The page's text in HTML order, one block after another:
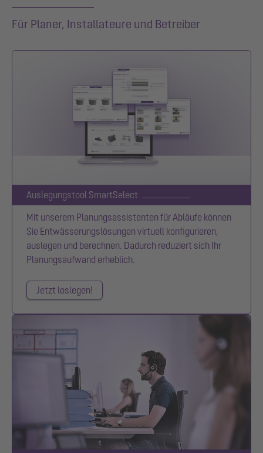
Für Planer, Installateure und Betreiber
Auslegungstool SmartSelect
Mit unserem Planungsassistenten für Abläufe können
Sie Entwässerungslösungen virtuell konfigurieren,
auslegen und berechnen. Dadurch reduziert sich Ihr
Planungsaufwand erheblich.
Jetzt loslegen!